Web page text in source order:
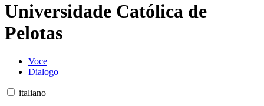
Universidade Católica de
Pelotas
Voce
Dialogo
italiano